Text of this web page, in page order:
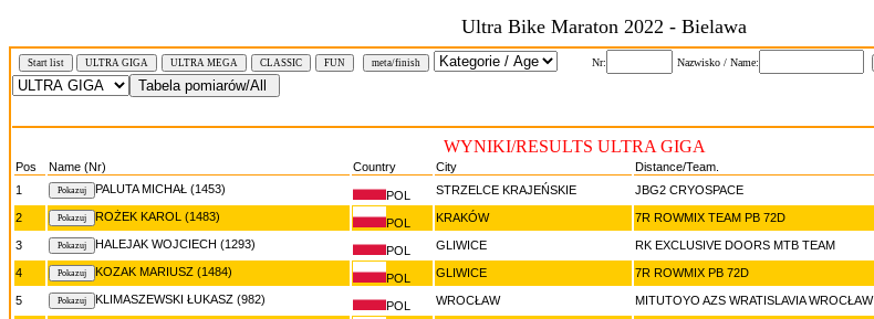
Ultra Bike Maraton 2022 - Bielawa
Start list ULTRA GIGA ULTRA MEGA CLASSIC FUN meta/finish Nr: Nazwisko / Name:
WYNIKI/RESULTS ULTRA GIGA
Pos Name (Nr) Country City Distance/Team.
1
PALUTA MICHAŁ (1453) POL STRZELCE KRAJEŃSKIE JBG2 CRYOSPACE
2 ROŻEK KAROL (1483) POL KRAKÓW 7R ROWMIX TEAM PB 72D
3 HALEJAK WOJCIECH (1293) POL GLIWICE RK EXCLUSIVE DOORS MTB TEAM
4 KOZAK MARIUSZ (1484) POL GLIWICE 7R ROWMIX PB 72D
5 KLIMASZEWSKI ŁUKASZ (982) POL WROCŁAW MITUTOYO AZS WRATISLAVIA WROCŁAW